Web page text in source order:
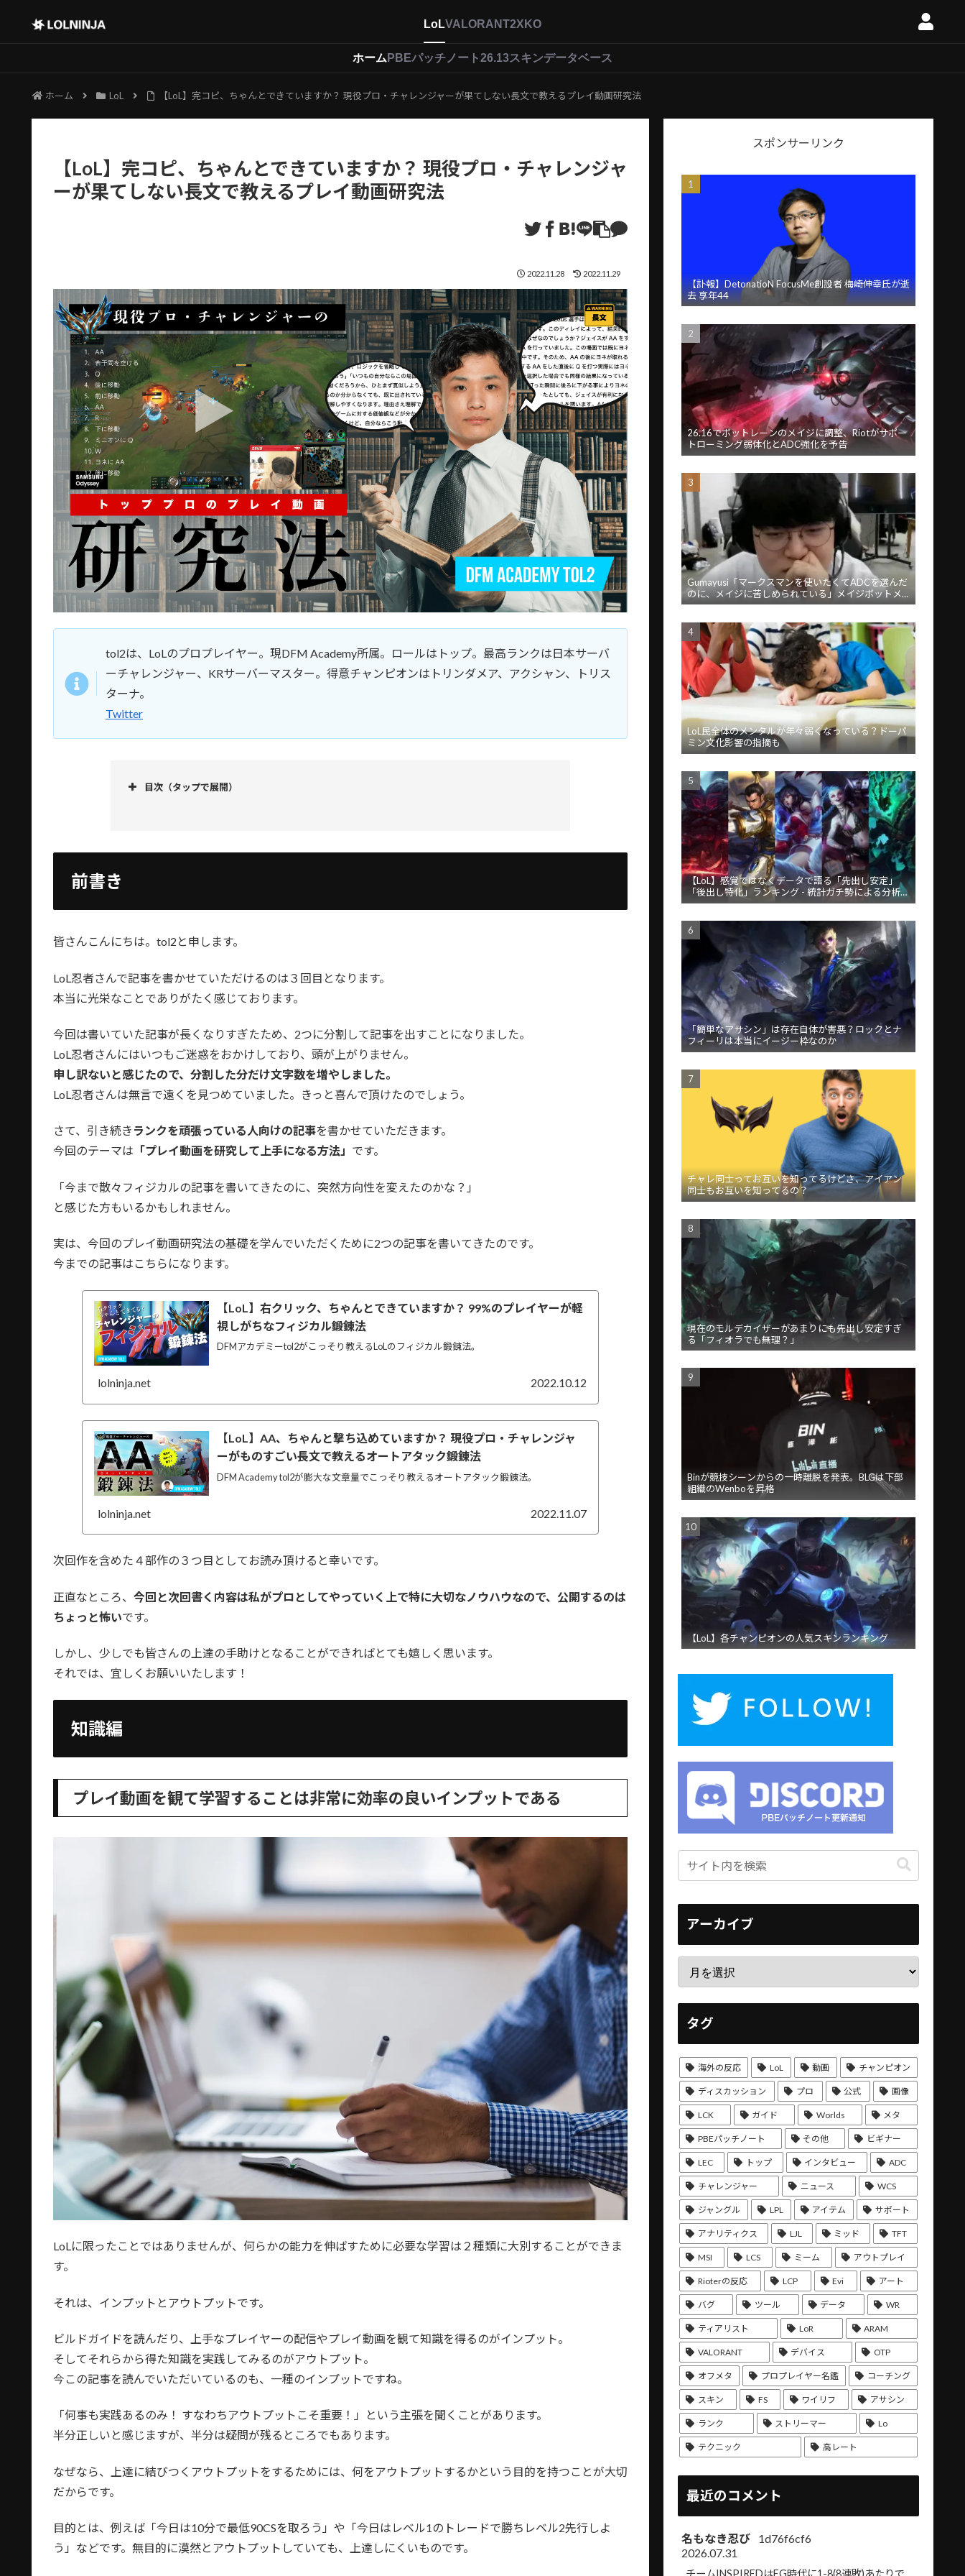
LoLVALORANT2XKO
ホーム PBEパッチノート26.13スキンデータベース
ホーム LoL 【LoL】完コピ、ちゃんとできていますか？ 現役プロ・チャレンジャーが果てしない長文で教えるプレイ動画研究法
【LoL】完コピ、ちゃんとできていますか？ 現役プロ・チャレンジャ
ーが果てしない長文で教えるプレイ動画研究法
2022.11.28 2022.11.29
tol2は、LoLのプロプレイヤー。現DFM Academy所属。ロールはトップ。最高ランクは日本サーバ
ーチャレンジャー、KRサーバーマスター。得意チャンピオンはトリンダメア、アクシャン、トリス
ターナ。
Twitter
目次（タップで展開）
プレイ動画を観て学習することは非常に効率の良いインプットであ
プレイ動画とリプレイ、上達のためにはどちらを観るのが良いの
お手本にしている人のプレイを完全にコピーできるまで動画を観よ
う
トッププレイヤーのプレイ動画には、5分で1500を超える操作情報
が詰め込まれている
実践編
プレイ動画からエッセンスを抽出して完コピするための具体的な方
プレイ動画を徹底的に研究する
完コピのコツ「いつ」「どこで」「何をしたか」
プラクティスツールでムーブを真似する
Zeusのムーブを真似して私が気がついたこと
試合で実践してみる
実戦時に役立つ思考法「Fakerならどうする？」
自分のリプレイ動画とトッププレイヤーの配信を見比べて改
善点を探す
オリジナリティは最後に生まれる
終わりに
前書き
皆さんこんにちは。tol2と申します。
LoL忍者さんで記事を書かせていただけるのは３回目となります。
本当に光栄なことでありがたく感じております。
今回は書いていた記事が長くなりすぎたため、2つに分割して記事を出すことになりました。
LoL忍者さんにはいつもご迷惑をおかけしており、頭が上がりません。
申し訳ないと感じたので、分割した分だけ文字数を増やしました。
LoL忍者さんは無言で遠くを見つめていました。きっと喜んで頂けたのでしょう。
さて、引き続き ランクを頑張っている人向けの記事を書かせていただきます。
今回のテーマは 「プレイ動画を研究して上手になる方法」 です。
「今まで散々フィジカルの記事を書いてきたのに、突然方向性を変えたのかな？」
と感じた方もいるかもしれません。
実は、今回のプレイ動画研究法の基礎を学んでいただくために2つの記事を書いてきたのです。
今までの記事はこちらになります。
【LoL】右クリック、ちゃんとできていますか？ 99%のプレイヤーが軽
視しがちなフィジカル鍛錬法
DFMアカデミーtol2がこっそり教えるLoLのフィジカル鍛錬法。
lolninja.net 2022.10.12
【LoL】AA、ちゃんと撃ち込めていますか？ 現役プロ・チャレンジャ
ーがものすごい長文で教えるオートアタック鍛錬法
DFM Academy tol2が膨大な文章量でこっそり教えるオートアタック鍛錬法。
lolninja.net 2022.11.07
次回作を含めた４部作の３つ目としてお読み頂けると幸いです。
正直なところ、 今回と次回書く内容は私がプロとしてやっていく上で特に大切なノウハウなので、公開するのは
ちょっと怖いです。
しかし、少しでも皆さんの上達の手助けとなることができればとても嬉しく思います。
それでは、宜しくお願いいたします！
知識編
プレイ動画を観て学習することは非常に効率の良いインプットである
LoLに限ったことではありませんが、何らかの能力を伸ばすために必要な学習は２種類に大別することができま
す。
それは、インプットとアウトプットです。
ビルドガイドを読んだり、上手なプレイヤーの配信やプレイ動画を観て知識を得るのがインプット。
そしてそれらから得た知識を実践してみるのがアウトプット。
今この記事を読んでいただいているのも、一種のインプットですね。
「何事も実践あるのみ！ すなわちアウトプットこそ重要！」という主張を聞くことがあります。
半分正しいと感じますが、半分は疑問が残るところでもあります。
なぜなら、上達に結びつくアウトプットをするためには、何をアウトプットするかという目的を持つことが大切
だからです。
目的とは、例えば「今日は10分で最低90CSを取ろう」や「今日はレベル1のトレードで勝ちレベル2先行しよ
う」などです。無目的に漠然とアウトプットしていても、上達しにくいものです。
スポンサーリンク
【訃報】DetonatioN FocusMe創設者 梅崎伸幸氏が逝
去 享年44
26.16でボットレーンのメイジに調整、Riotがサポー
トローミング弱体化とADC強化を予告
Gumayusi「マークスマンを使いたくてADCを選んだ
のに、メイジに苦しめられている」メイジボットメ
タに苦言
LoL民全体のメンタルが年々弱くなっている？ドーパ
ミン文化影響の指摘も
【LoL】感覚ではなくデータで語る「先出し安定」
「後出し特化」ランキング - 統計ガチ勢による分析が
話題
「簡単なアサシン」は存在自体が害悪？ロックとナ
フィーリは本当にイージー枠なのか
チャレ同士ってお互いを知ってるけどさ、アイアン
同士もお互いを知ってるの？
現在のモルデカイザーがあまりにも先出し安定すぎ
る「フィオラでも無理？」
Binが競技シーンからの一時離脱を発表。BLGは下部
組織のWenboを昇格
【LoL】各チャンピオンの人気スキンランキング
アーカイブ
タグ
海外の反応 LoL 動画 チャンピオン
ディスカッション プロ 公式 画像
LCK ガイド Worlds メタ
PBEパッチノート その他 ビギナー
LEC トップ インタビュー ADC
チャレンジャー ニュース WCS
ジャングル LPL アイテム サポート
アナリティクス LJL ミッド TFT
MSI LCS ミーム アウトプレイ
Rioterの反応 LCP Evi アート
バグ ツール データ WR
ティアリスト LoR ARAM
VALORANT デバイス OTP
オフメタ プロプレイヤー名鑑 コーチング
スキン FS ワイリフ アサシン
ランク ストリーマー Lo
テクニック 高レート
最近のコメント
名もなき忍び
1d76f6cf6
2026.07.31
チームINSPIREDはEG時代に1-8(8連敗)あたりで